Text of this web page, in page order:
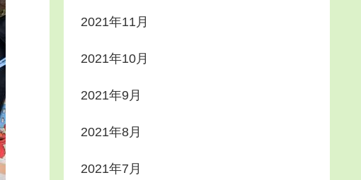
2021年11月
2021年10月
2021年9月
2021年8月
2021年7月